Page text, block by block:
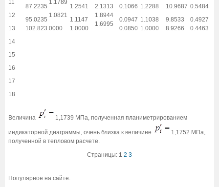
11
12
13
14
15
16
17
18
87.2235
95.0235
102.823
1.1789
1.0821
0000
1.2541
1.1147
1.0000
2.1313
1.8944
1.6995
0.1066
0.0947
0.0850
1.2288
1.1038
1.0000
10.9687
9.8533
8.9266
0.5484
0.4927
0.4463
Величина 1,1739 МПа, полученная планиметрированием
индикаторной диаграммы, очень близка к величине
1,1752 МПа,
полученной в тепловом расчете.
Страницы: 1 2 3
Популярное на сайте: